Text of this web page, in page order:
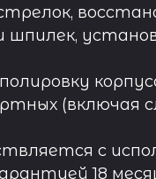
(включая
с
18